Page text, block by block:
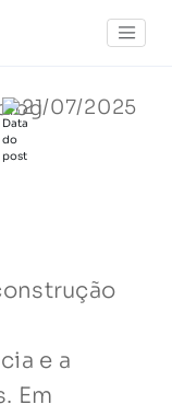
21/07/2025
e a
Em